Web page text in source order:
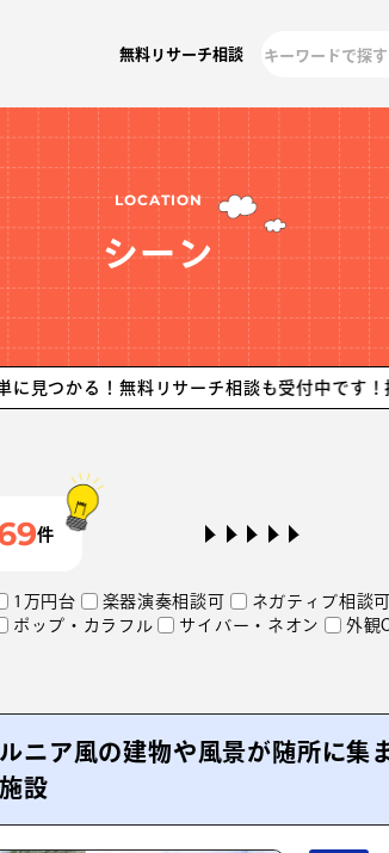
無料リサーチ相談
LOCATION
シーン
！無料リサーチ相談も受付中です！掲載数No.
件
1万円台 楽器演奏相談可
ネガティブ相談可
ポップ・カラフル
サイバー・ネオン 外観
ニア風の建物や風景が随所に集
設